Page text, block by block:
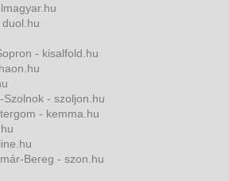
- kisalfold.hu
- szoljon.hu
- kemma.hu
Bereg - szon.hu